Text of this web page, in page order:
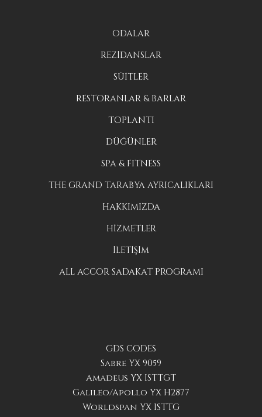
GDS CODES
Sabre YX 9059
Amadeus YX ISTTGT
Galileo/Apollo YX H2877
Worldspan YX ISTTG
ODALAR
REZİDANSLAR
SÜİTLER
RESTORANLAR & BARLAR
TOPLANTI
DÜĞÜNLER
SPA & FITNESS
THE GRAND TARABYA AYRICALIKLARI
HAKKIMIZDA
HİZMETLER
İLETİŞİM
ALL ACCOR SADAKAT PROGRAMI